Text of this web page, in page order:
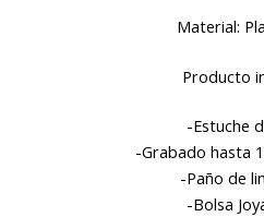
Material:
Producto
-Estuche
-Grabado hasta
-Paño de
-Bolsa